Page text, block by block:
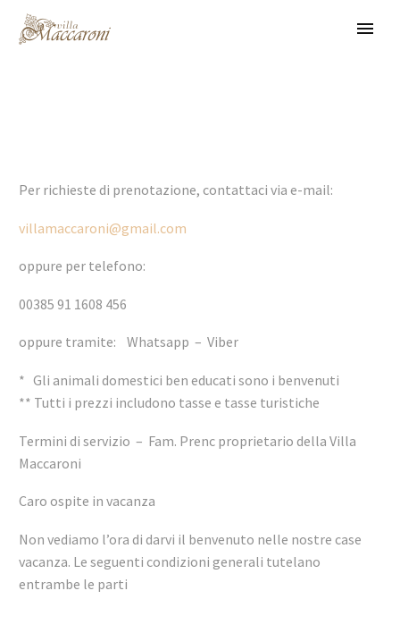
Per richieste di prenotazione, contattaci via e-mail:
villamaccaroni@gmail.com
oppure per telefono:
00385 91 1608 456
oppure tramite: Whatsapp – Viber
* Gli animali domestici ben educati sono i benvenuti
** Tutti i prezzi includono tasse e tasse turistiche
Termini di servizio – Fam. Prenc proprietario della Villa
Maccaroni
Caro ospite in vacanza
Non vediamo l’ora di darvi il benvenuto nelle nostre case
vacanza. Le seguenti condizioni generali tutelano
entrambe le parti